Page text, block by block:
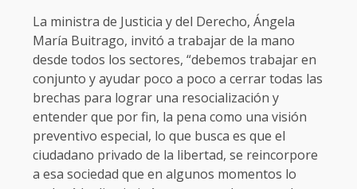
La ministra de Justicia y del Derecho, Ángela
María Buitrago, invitó a trabajar de la mano
desde todos los sectores, “debemos trabajar en
conjunto y ayudar poco a poco a cerrar todas las
brechas para lograr una resocialización y
entender que por fin, la pena como una visión
preventivo especial, lo que busca es que el
ciudadano privado de la libertad, se reincorpore
a esa sociedad que en algunos momentos lo